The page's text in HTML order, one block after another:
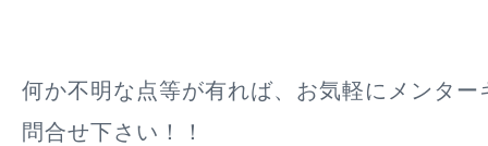
何か不明な点等が有れば、お気軽にメンター
問合せ下さい！！